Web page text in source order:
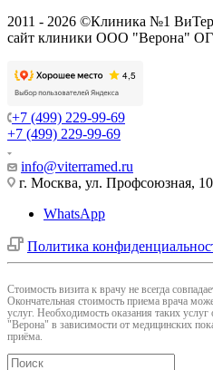
2011 - 2026 ©Клиника №1
сайт клиники ООО "Верона"
+7 (499) 229-99-69
+7 (499) 229-99-69
info@viterramed.ru
г. Москва, ул. Профсоюзная,
WhatsApp
Политика
Cтоимость визита к врачу не всегда
Окончательная стоимость приема врача
услуг. Необходимость оказания таких
"Верона" в зависимости от медицинских
приёма.